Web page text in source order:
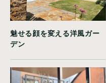
魅せる顔を変える洋風ガー
デン